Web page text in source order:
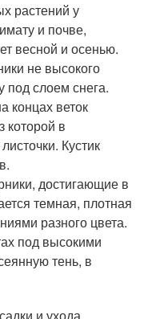
растений у
и почве,
весной и осенью.
не высокого
под слоем снега.
концах веток
которой в
Кустик
достигающие в
темная, плотная
разного цвета.
под высокими
тень, в